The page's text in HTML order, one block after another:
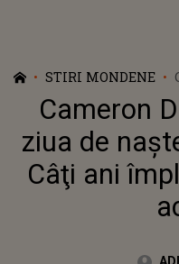
STIRI MONDENE
Cameron
ziua de
Câţi ani
Autor: